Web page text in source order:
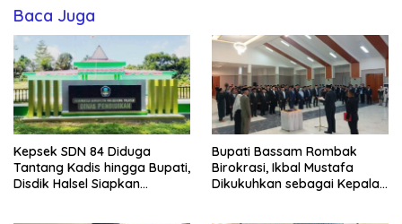
Baca Juga
Kepsek SDN 84 Diduga
Tantang Kadis hingga Bupati,
Disdik Halsel Siapkan
Bupati Bassam Rombak
Birokrasi, Ikbal Mustafa
Dikukuhkan sebagai Kepala